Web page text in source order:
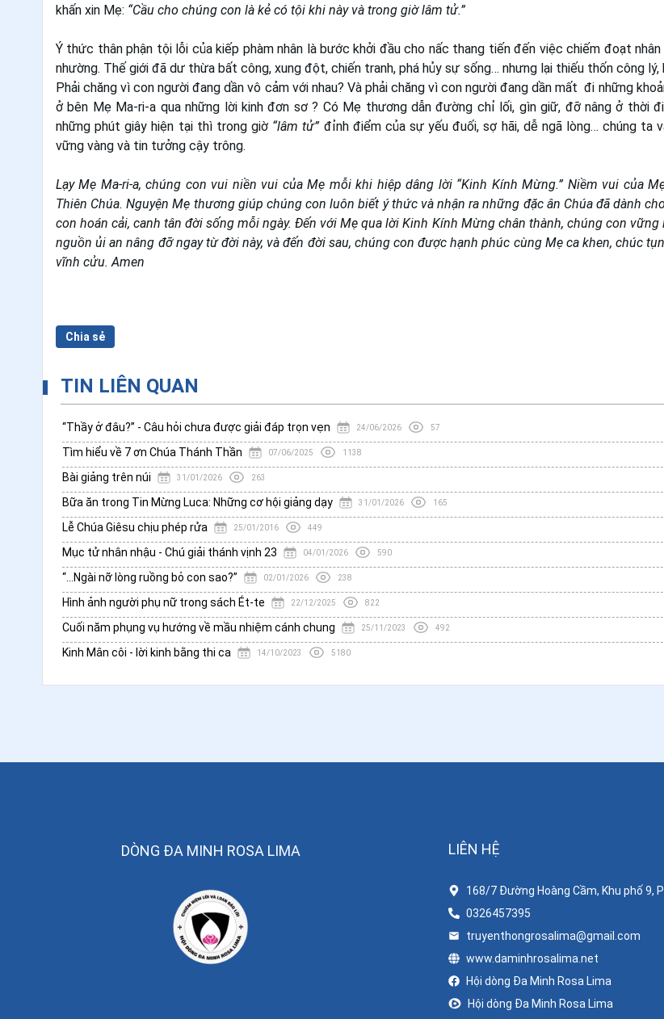
khấn xin Mẹ: “Cầu cho chúng con là kẻ có tội khi này và trong giờ lâm tử.”
Ý thức thân phận tội lỗi của kiếp phàm nhân là bước khởi đầu cho nấc thang tiến đến việc chiếm đoạt
nhường. Thế giới đã dư thừa bất công, xung đột, chiến tranh, phá hủy sự sống… nhưng lại thiếu thốn công lý,
Phải chăng vì con người đang dần vô cảm với nhau? Và phải chăng vì con người đang dần mất đi những
ở bên Mẹ Ma-ri-a qua những lời kinh đơn sơ ? Có Mẹ thương dẫn đường chỉ lối, gìn giữ, đỡ nâng ở thời
những phút giây hiện tại thì trong giờ “lâm tử” đỉnh điểm của sự yếu đuối, sợ hãi, dễ ngã lòng… chúng ta
vững vàng và tin tưởng cậy trông.
Lạy Mẹ Ma-ri-a, chúng con vui niền vui của Mẹ mỗi khi hiệp dâng lời “Kinh Kính Mừng.” Niềm vui của
Thiên Chúa. Nguyện Mẹ thương giúp chúng con luôn biết ý thức và nhận ra những đặc ân Chúa đã dành
con hoán cải, canh tân đời sống mỗi ngày. Đến với Mẹ qua lời Kinh Kính Mừng chân thành, chúng con
nguồn ủi an nâng đỡ ngay từ đời này, và đến đời sau, chúng con được hạnh phúc cùng Mẹ ca khen, chúc
vĩnh cửu. Amen
Chia sẻ
TIN LIÊN QUAN
“Thầy ở đâu?” - Câu hỏi chưa được giải đáp trọn vẹn 24/06/2026 57
Tìm hiểu về 7 ơn Chúa Thánh Thần 07/06/2025 1138
Bài giảng trên núi 31/01/2026 263
Bữa ăn trong Tin Mừng Luca: Những cơ hội giảng dạy 31/01/2026 165
Lễ Chúa Giêsu chịu phép rửa 25/01/2016 449
Mục tử nhân nhậu - Chú giải thánh vịnh 23 04/01/2026 590
“...Ngài nỡ lòng ruồng bỏ con sao?” 02/01/2026 238
Hình ảnh người phụ nữ trong sách Ét-te 22/12/2025 822
Cuối năm phụng vụ hướng về mầu nhiệm cánh chung 25/11/2023 492
Kinh Mân côi - lời kinh bằng thi ca 14/10/2023 5180
DÒNG ĐA MINH ROSA LIMA LIÊN HỆ
168/7 Đường Hoàng Cầm, Khu phố 9,
0326457395
truyenthongrosalima@gmail.com
www.daminhrosalima.net
Hội dòng Đa Minh Rosa Lima
Hội dòng Đa Minh Rosa Lima